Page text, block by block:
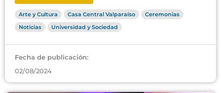
Arte y Cultura Casa Central Valparaíso
Ceremonias
Noticias
Universidad y Sociedad
Fecha de publicación:
02/08/2024